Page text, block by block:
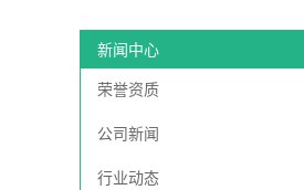
新闻中心
荣誉资质
公司新闻
行业动态